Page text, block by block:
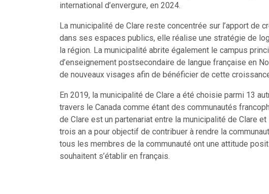
international d’envergure, en 2024.
La municipalité de Clare reste concentrée sur l’apport de
dans ses espaces publics, elle réalise une stratégie de
la région. La municipalité abrite également le campus
d’enseignement postsecondaire de langue française en
de nouveaux visages afin de bénéficier de cette
En 2019, la municipalité de Clare a été choisie parmi 13
travers le Canada comme étant des communautés
de Clare est un partenariat entre la municipalité de Clare
trois an a pour objectif de contribuer à rendre la
tous les membres de la communauté ont une attitude
souhaitent s’établir en français.